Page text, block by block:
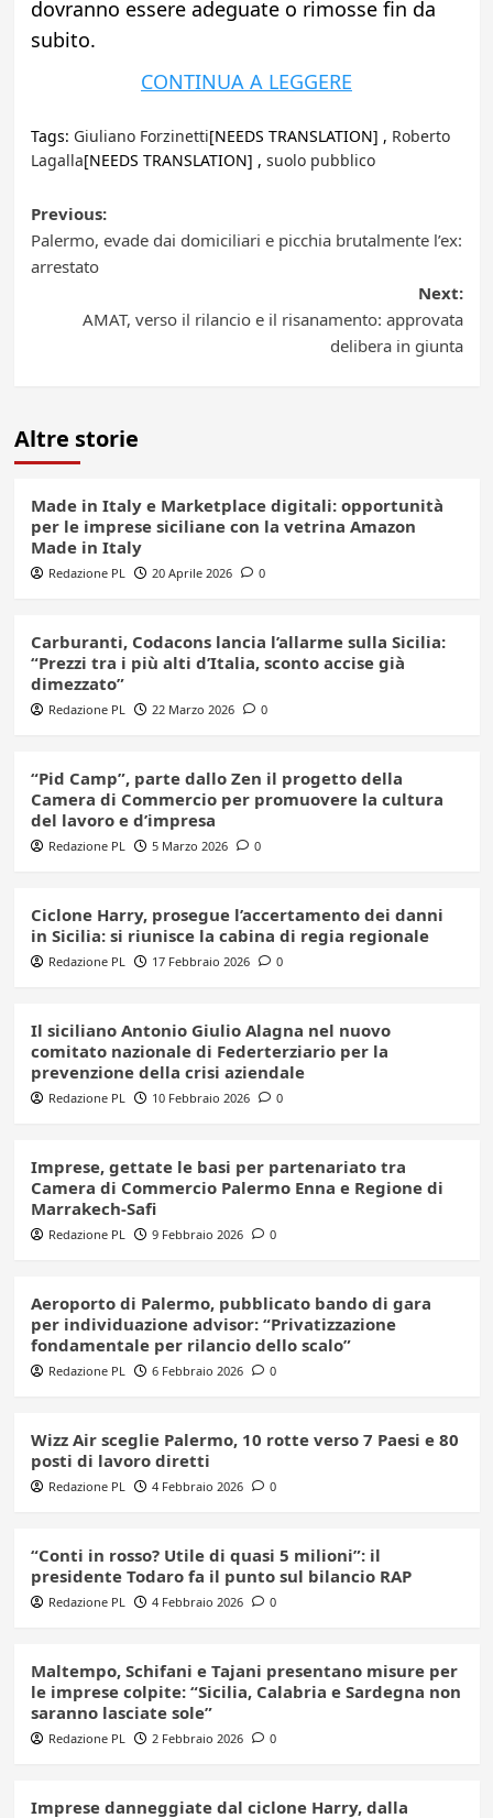
dovranno essere adeguate o rimosse fin da
subito.
CONTINUA A LEGGERE
Tags: Giuliano Forzinetti[NEEDS TRANSLATION] , Roberto
Lagalla[NEEDS TRANSLATION] , suolo pubblico
Post
navigation
Previous:
Palermo, evade dai domiciliari e picchia brutalmente l’ex:
arrestato
Next:
AMAT, verso il rilancio e il risanamento: approvata
delibera in giunta
Altre storie
Made in Italy e Marketplace digitali: opportunità
per le imprese siciliane con la vetrina Amazon
Made in Italy
Redazione PL 20 Aprile 2026 0
Carburanti, Codacons lancia l’allarme sulla Sicilia:
“Prezzi tra i più alti d’Italia, sconto accise già
dimezzato”
Redazione PL 22 Marzo 2026 0
“Pid Camp”, parte dallo Zen il progetto della
Camera di Commercio per promuovere la cultura
del lavoro e d’impresa
Redazione PL 5 Marzo 2026 0
Ciclone Harry, prosegue l’accertamento dei danni
in Sicilia: si riunisce la cabina di regia regionale
Redazione PL 17 Febbraio 2026 0
Il siciliano Antonio Giulio Alagna nel nuovo
comitato nazionale di Federterziario per la
prevenzione della crisi aziendale
Redazione PL 10 Febbraio 2026 0
Imprese, gettate le basi per partenariato tra
Camera di Commercio Palermo Enna e Regione di
Marrakech-Safi
Redazione PL 9 Febbraio 2026 0
Aeroporto di Palermo, pubblicato bando di gara
per individuazione advisor: “Privatizzazione
fondamentale per rilancio dello scalo”
Redazione PL 6 Febbraio 2026 0
Wizz Air sceglie Palermo, 10 rotte verso 7 Paesi e 80
posti di lavoro diretti
Redazione PL 4 Febbraio 2026 0
“Conti in rosso? Utile di quasi 5 milioni”: il
presidente Todaro fa il punto sul bilancio RAP
Redazione PL 4 Febbraio 2026 0
Maltempo, Schifani e Tajani presentano misure per
le imprese colpite: “Sicilia, Calabria e Sardegna non
saranno lasciate sole”
Redazione PL 2 Febbraio 2026 0
Imprese danneggiate dal ciclone Harry, dalla